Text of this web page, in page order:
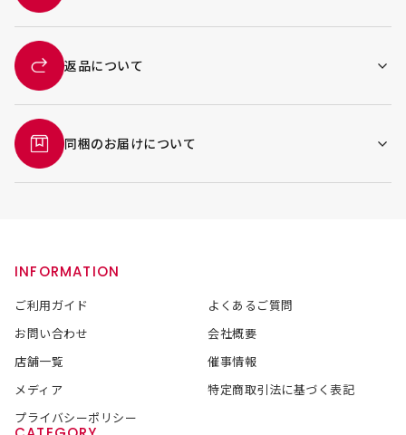
返品について
同梱のお届けについて
INFORMATION
ご利用ガイド
よくあるご質問
お問い合わせ
会社概要
店舗一覧
催事情報
メディア
特定商取引法に基づく表記
プライバシーポリシー